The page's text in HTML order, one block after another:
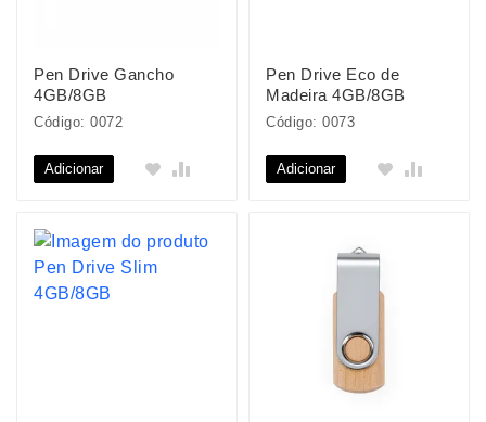
Pen Drive Gancho
4GB/8GB
Código: 0072
Adicionar
Pen Drive Eco de
Madeira 4GB/8GB
Código: 0073
Adicionar